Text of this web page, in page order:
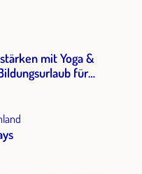
mit Yoga &
für